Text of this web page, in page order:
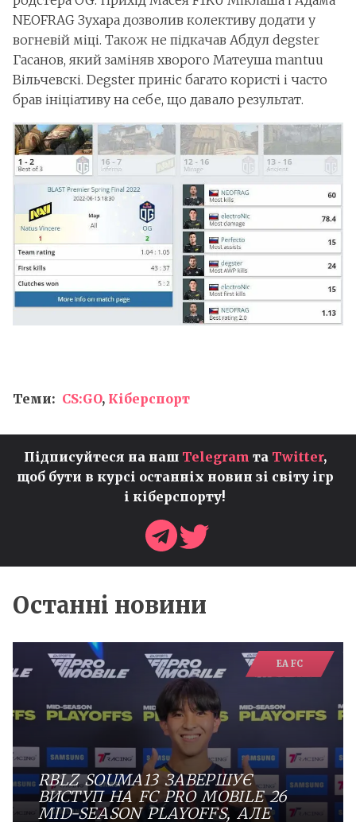
NEOFRAG Зухара дозволив колективу додати у
вогневій міці. Також не підкачав Абдул degster
Гасанов, який заміняв хворого Матеуша mantuu
Вільчевскі. Degster приніс багато користі і часто
брав ініціативу на себе, що давало результат.
Теми: CS:GO, Кіберспорт
Підписуйтеся на наш Telegram та Twitter,
щоб бути в курсі останніх новин зі світу ігр
і кіберспорту!
Останні новини
EA FC
RBLZ SOUMA13 ЗАВЕРШУЄ
ВИСТУП НА FC PRO MOBILE 26
MID-SEASON PLAYOFFS, АЛЕ